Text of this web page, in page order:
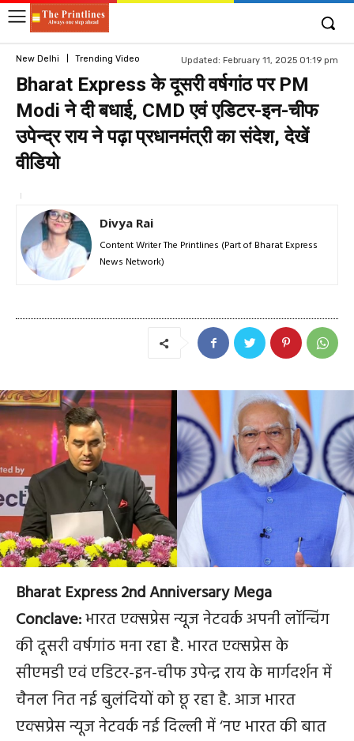
New Delhi Trending Video Updated: February 11, 2025 01:19 pm
Bharat Express के दूसरी वर्षगांठ पर PM
Modi ने दी बधाई, CMD एवं एडिटर-इन-चीफ
उपेन्द्र राय ने पढ़ा प्रधानमंत्री का संदेश, देखें
वीडियो
Divya Rai
Content Writer The Printlines (Part of Bharat Express
News Network)
Bharat Express 2nd Anniversary Mega
Conclave:भारत एक्सप्रेस न्यूज नेटवर्क अपनी लॉन्चिंग
की दूसरी वर्षगांठ मना रहा है. भारत एक्सप्रेस के
सीएमडी एवं एडिटर-इन-चीफ उपेन्द्र राय के मार्गदर्शन में
चैनल नित नई बुलंदियों को छू रहा है. आज भारत
एक्सप्रेस न्यूज नेटवर्क नई दिल्ली में ‘नए भारत की बात